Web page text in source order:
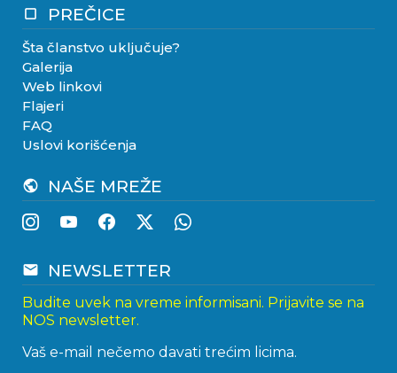
crop_square PREČICE
Šta članstvo uključuje?
Galerija
Web linkovi
Flajeri
FAQ
Uslovi korišćenja
public NAŠE MREŽE
email NEWSLETTER
Budite uvek na vreme informisani. Prijavite se na
NOS newsletter.
Vaš e-mail nečemo davati trećim licima.